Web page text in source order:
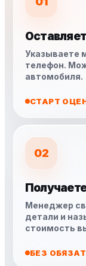
Указываете
телефон.
автомобиля.
СТАРТ
02
Менеджер
детали и
стоимость
БЕЗ